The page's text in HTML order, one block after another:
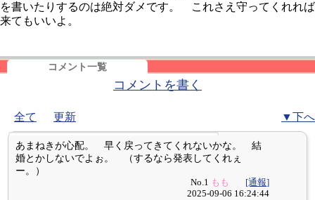
を書いたりするのは絶対ダメです。 これさえ守ってくれれば
来てもいいよ。
コメント一覧
コメントを書く
全て 更新 ▼下へ
あまねきが心配。 早く戻ってきてくれないかな。 結
婚とかしないでよぉ。 （するなら発表してくれぇ
ー。）
No.1 もも
[通報]
2025-09-06 16:24:44